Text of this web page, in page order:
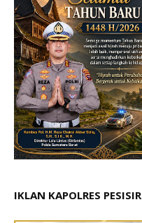
IKLAN KAPOLRES